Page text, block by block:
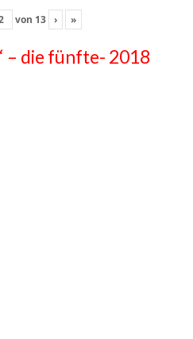
von 13 › »
– die fünfte- 2018